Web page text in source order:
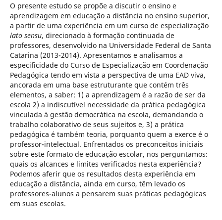
O presente estudo se propõe a discutir o ensino e
aprendizagem em educação a distância no ensino superior,
a partir de uma experiência em um curso de especialização
lato sensu, direcionado à formação continuada de
professores, desenvolvido na Universidade Federal de Santa
Catarina (2013-2014). Apresentamos e analisamos a
especificidade do Curso de Especialização em Coordenação
Pedagógica tendo em vista a perspectiva de uma EAD viva,
ancorada em uma base estruturante que contém três
elementos, a saber: 1) a aprendizagem é a razão de ser da
escola 2) a indiscutível necessidade da prática pedagógica
vinculada à gestão democrática na escola, demandando o
trabalho colaborativo de seus sujeitos e, 3) a prática
pedagógica é também teoria, porquanto quem a exerce é o
professor-intelectual. Enfrentados os preconceitos iniciais
sobre este formato de educação escolar, nos perguntamos:
quais os alcances e limites verificados nesta experiência?
Podemos aferir que os resultados desta experiência em
educação a distância, ainda em curso, têm levado os
professores-alunos a pensarem suas práticas pedagógicas
em suas escolas.